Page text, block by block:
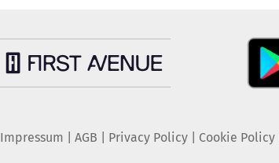
Impressum AGB Privacy Policy| Cookie Policy|